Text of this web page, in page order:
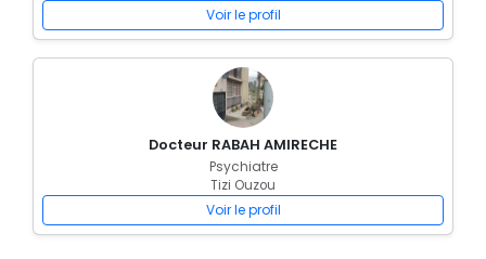
Voir le profil
Docteur RABAH AMIRECHE
Psychiatre
Tizi Ouzou
Voir le profil